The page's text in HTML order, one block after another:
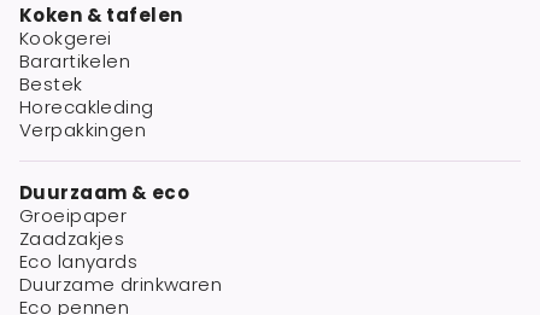
Koken & tafelen
Kookgerei
Barartikelen
Bestek
Horecakleding
Verpakkingen
Duurzaam & eco
Groeipaper
Zaadzakjes
Eco lanyards
Duurzame drinkwaren
Eco pennen